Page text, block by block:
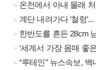
온천에서 아내 몰래
계단 내려가다 '철렁
한반도를 흔든 28cm
‘세계서 가장 몸매 좋
“루테인” 뉴스속보,